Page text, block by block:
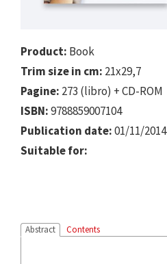
Product: Book
Trim size in cm: 21x29,7
Pagine: 273 (libro) + CD-ROM
ISBN:9788859007104
Publication date:01/11/2014
Suitable for:
Abstract Contents